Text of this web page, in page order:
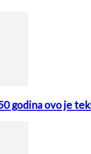
godina ovo je